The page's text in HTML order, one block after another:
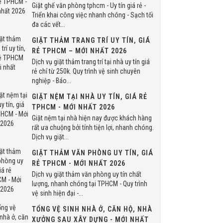
Giặt ghế văn phòng tphcm - Uy tín giá rẻ -
Triển khai công việc nhanh chóng - Sạch tối
đa các vết...
GIẶT THẢM TRANG TRÍ UY TÍN, GIÁ
RẺ TPHCM – MỚI NHẤT 2026
Dịch vụ giặt thảm trang trí tại nhà uy tín giá
rẻ chỉ từ 250k. Quy trình vệ sinh chuyên
nghiệp - Báo...
GIẶT NỆM TẠI NHÀ UY TÍN, GIÁ RẺ
TPHCM - MỚI NHẤT 2026
Giặt nệm tại nhà hiện nay được khách hàng
rất ưa chuộng bởi tính tiện lợi, nhanh chóng.
Dịch vụ giặt...
GIẶT THẢM VĂN PHÒNG UY TÍN, GIÁ
RẺ TPHCM - MỚI NHẤT 2026
Dịch vụ giặt thảm văn phòng uy tín chất
lượng, nhanh chóng tại TPHCM - Quy trình
vệ sinh hiện đại -...
TỔNG VỆ SINH NHÀ Ở, CĂN HỘ, NHÀ
XƯỞNG SAU XÂY DỰNG - MỚI NHẤT